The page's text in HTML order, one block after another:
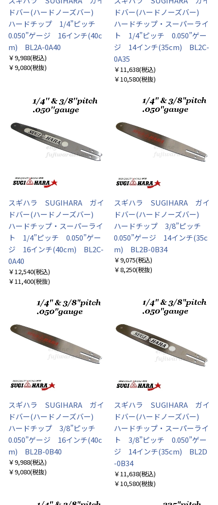
ドバー(ハードノーズバー)
ハードチップ 1/4”ピッチ
0.050”ゲージ 16インチ(40c
m) BL2A-0A40
￥9,988(税込)
￥9,080(税抜)
ドバー(ハードノーズバー)
ハードチップ・スーパーライ
ト 1/4”ピッチ 0.050”ゲー
ジ 14インチ(35cm) BL2C-
0A35
￥11,638(税込)
￥10,580(税抜)
スギハラ SUGIHARA ガイ
ドバー(ハードノーズバー)
ハードチップ・スーパーライ
ト 1/4”ピッチ 0.050”ゲー
ジ 16インチ(40cm) BL2C-
0A40
￥12,540(税込)
￥11,400(税抜)
スギハラ SUGIHARA ガイ
ドバー(ハードノーズバー)
ハードチップ 3/8”ピッチ
0.050”ゲージ 14インチ(35c
m) BL2B-0B34
￥9,075(税込)
￥8,250(税抜)
スギハラ SUGIHARA ガイ
ドバー(ハードノーズバー)
ハードチップ 3/8”ピッチ
0.050”ゲージ 16インチ(40c
m) BL2B-0B40
￥9,988(税込)
￥9,080(税抜)
スギハラ SUGIHARA ガイ
ドバー(ハードノーズバー)
ハードチップ・スーパーライ
ト 3/8”ピッチ 0.050”ゲー
ジ 14インチ(35cm) BL2D
-0B34
￥11,638(税込)
￥10,580(税抜)
お買い物を続ける カートへ進む